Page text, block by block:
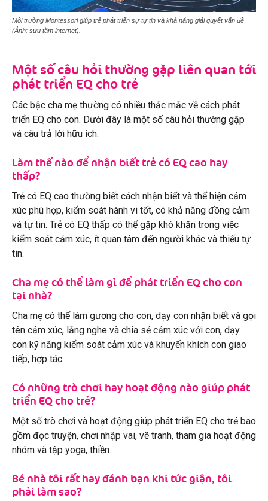
Môi trường Montessori giúp trẻ phát triển sự tự tin và khả năng giải quyết vấn đề
(Ảnh: sưu tầm internet).
Một số câu hỏi thường gặp liên quan tới
phát triển EQ cho trẻ
Các bậc cha mẹ thường có nhiều thắc mắc về cách phát
triển EQ cho con. Dưới đây là một số câu hỏi thường gặp
và câu trả lời hữu ích.
Làm thế nào để nhận biết trẻ có EQ cao hay
thấp?
Trẻ có EQ cao thường biết cách nhận biết và thể hiện cảm
xúc phù hợp, kiểm soát hành vi tốt, có khả năng đồng cảm
và tự tin. Trẻ có EQ thấp có thể gặp khó khăn trong việc
kiểm soát cảm xúc, ít quan tâm đến người khác và thiếu tự
tin.
Cha mẹ có thể làm gì để phát triển EQ cho con
tại nhà?
Cha mẹ có thể làm gương cho con, dạy con nhận biết và gọi
tên cảm xúc, lắng nghe và chia sẻ cảm xúc với con, dạy
con kỹ năng kiểm soát cảm xúc và khuyến khích con giao
tiếp, hợp tác.
Có những trò chơi hay hoạt động nào giúp phát
triển EQ cho trẻ?
Một số trò chơi và hoạt động giúp phát triển EQ cho trẻ bao
gồm đọc truyện, chơi nhập vai, vẽ tranh, tham gia hoạt động
nhóm và tập yoga, thiền.
Bé nhà tôi rất hay đánh bạn khi tức giận, tôi
phải làm sao?